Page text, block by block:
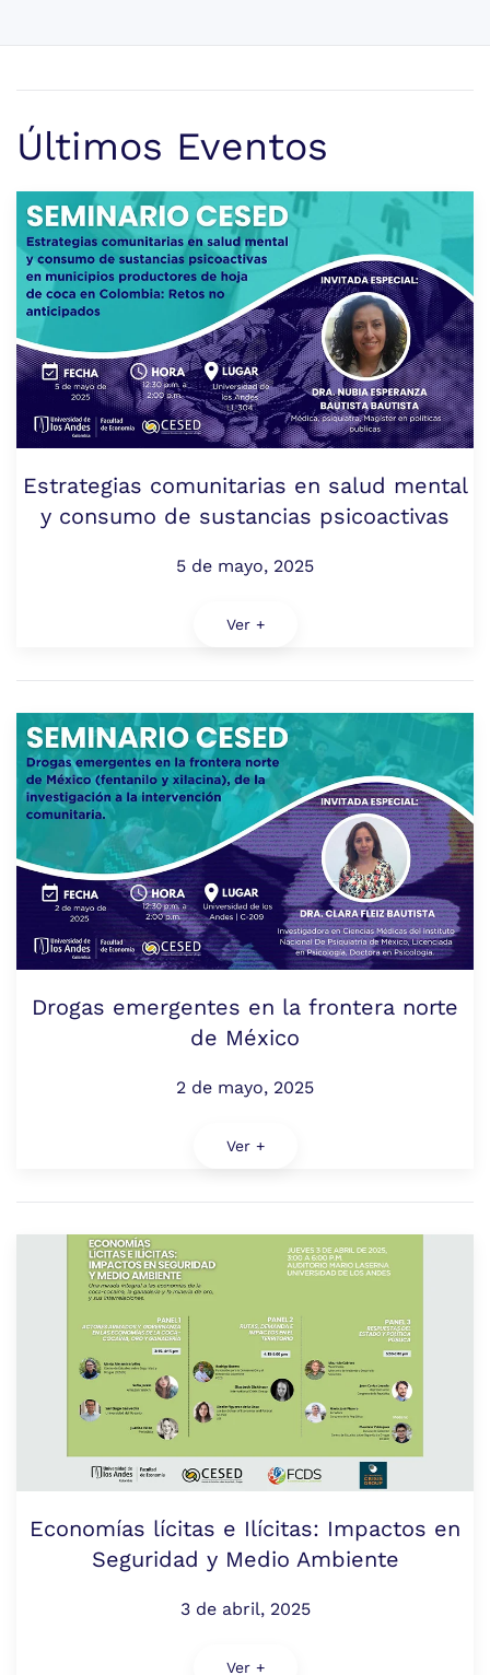
Últimos Eventos
Estrategias comunitarias en salud mental
y consumo de sustancias psicoactivas
5 de mayo, 2025
Ver +
Drogas emergentes en la frontera norte
de México
2 de mayo, 2025
Ver +
Economías lícitas e Ilícitas: Impactos en
Seguridad y Medio Ambiente
3 de abril, 2025
Ver +